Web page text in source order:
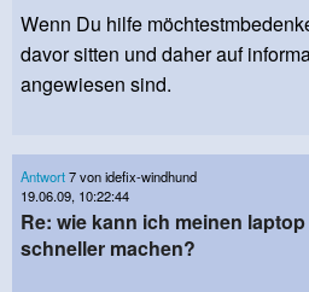
Wenn Du hilfe
davor sitten und daher auf
angewiesen sind.
Antwort7 von idefix-windhund
19.06.09, 10:22:44
Re: wie kann ich meinen
schneller machen?